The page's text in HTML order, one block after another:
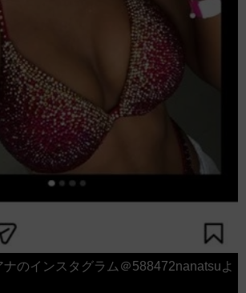
のインスタグラム＠588472nanatsuよ